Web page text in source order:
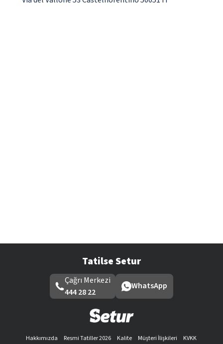
Tatilse Setur
Çağrı Merkezi
444 28 22
WhatsApp
Hakkımızda Resmi Tatiller 2026 Kalite Müşteri İlişkileri
KVKK